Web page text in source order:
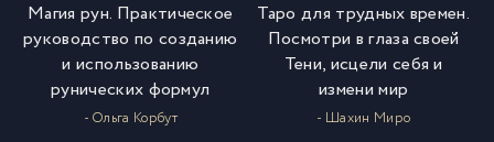
Магия рун. Практическое
руководство по созданию
и использованию
рунических формул
- Ольга Корбут
Таро для трудных времен.
Посмотри в глаза своей
Тени, исцели себя и
измени мир
- Шахин Миро